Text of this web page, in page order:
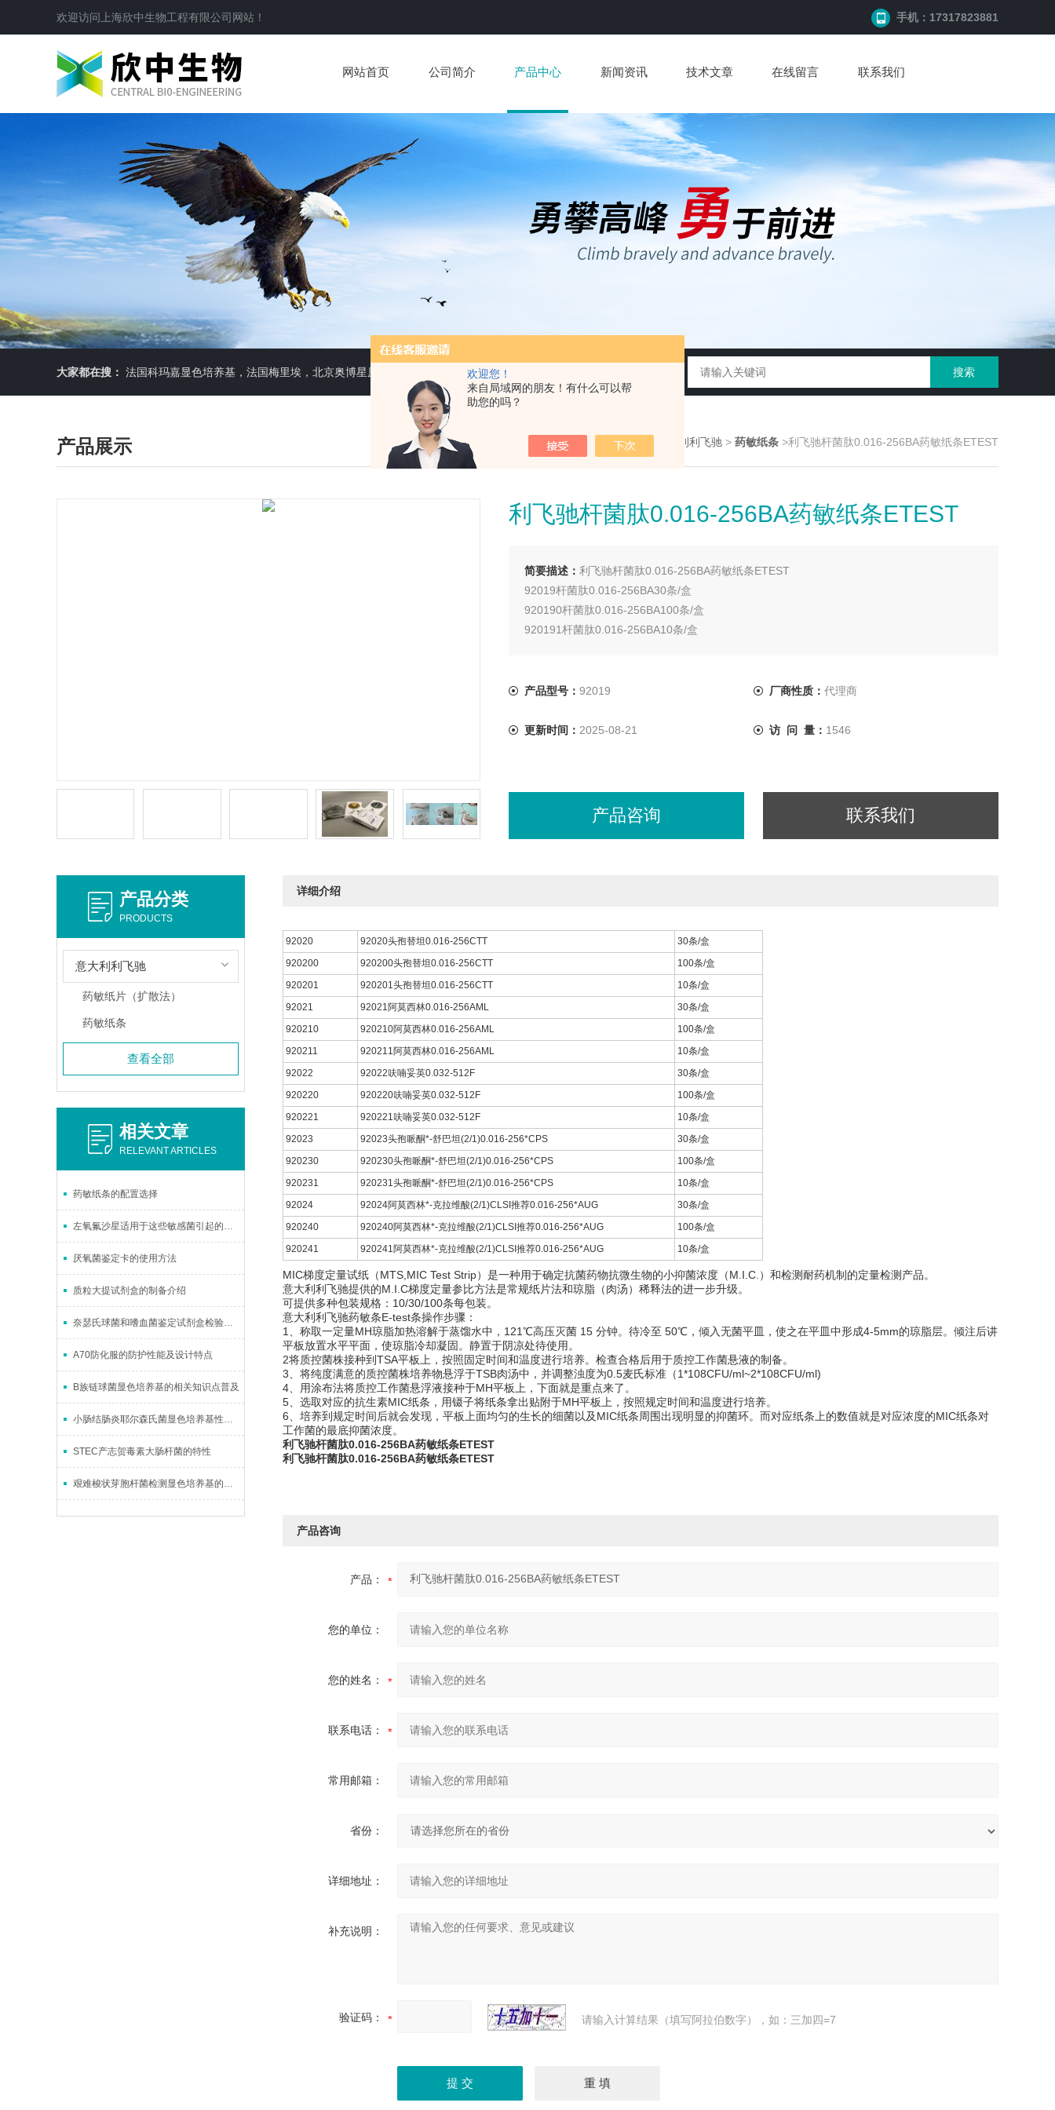
欢迎您！
来自局域网的朋友！有什么可以帮
助您的吗？
欢迎访问 上海欣中生物工程有限公司 网站！ 手机：17317823881
网站首页 公司简介 产品中心 新闻资讯 技术文章 在线留言 联系我们
大家都在搜： 法国科玛嘉显色培养基，法国梅里埃，北京奥博星原料培养基，英国OXOID，意大利利飞驰E-TEXT药敏纸条，COPAN运送培养基，即用性平板（血琼脂平板,Baird-Parker琼脂平板等），药典平板（TSA，SDA等）
产品展示 您现在的位置：>首页 产品展示 意大利利飞驰 > 药敏纸条 >利飞驰杆菌肽0.016-256BA药敏纸条ETEST
利飞驰杆菌肽0.016-256BA药敏纸条ETEST
简要描述： 利飞驰杆菌肽0.016-256BA药敏纸条ETEST
92019杆菌肽0.016-256BA30条/盒
920190杆菌肽0.016-256BA100条/盒
920191杆菌肽0.016-256BA10条/盒
产品型号： 92019 厂商性质： 代理商
更新时间： 2025-08-21 访 问 量： 1546
产品咨询 联系我们
产品分类
PRODUCTS
意大利利飞驰
药敏纸片（扩散法）
药敏纸条
查看全部
相关文章
RELEVANT ARTICLES
药敏纸条的配置选择
左氧氟沙星适用于这些敏感菌引起的治疗
厌氧菌鉴定卡的使用方法
质粒大提试剂盒的制备介绍
奈瑟氏球菌和嗜血菌鉴定试剂盒检验原理
A70防化服的防护性能及设计特点
B族链球菌显色培养基的相关知识点普及
小肠结肠炎耶尔森氏菌显色培养基性能优势
STEC产志贺毒素大肠杆菌的特性
艰难梭状芽胞杆菌检测显色培养基的原理及操作
详细介绍
92020 92020头孢替坦0.016-256CTT
30条/盒
920200
920200头孢替坦0.016-256CTT
100条/盒
920201
920201头孢替坦0.016-256CTT
10条/盒
92021
92021阿莫西林0.016-256AML
30条/盒
920210
920210阿莫西林0.016-256AML
100条/盒
920211
920211阿莫西林0.016-256AML
10条/盒
92022
92022呋喃妥英0.032-512F
30条/盒
920220
920220呋喃妥英0.032-512F
100条/盒
920221
920221呋喃妥英0.032-512F
10条/盒
92023
92023头孢哌酮*-舒巴坦(2/1)0.016-256*CPS
30条/盒
920230
920230头孢哌酮*-舒巴坦(2/1)0.016-256*CPS
100条/盒
920231
920231头孢哌酮*-舒巴坦(2/1)0.016-256*CPS
10条/盒
92024
92024阿莫西林*-克拉维酸(2/1)CLSI推荐0.016-256*AUG
30条/盒
920240
920240阿莫西林*-克拉维酸(2/1)CLSI推荐0.016-256*AUG
100条/盒
920241
920241阿莫西林*-克拉维酸(2/1)CLSI推荐0.016-256*AUG 10条/盒
MIC梯度定量试纸（MTS,MIC Test Strip）是一种用于确定抗菌药物抗微生物的小抑菌浓度（M.I.C.）和检测耐药机制的定量检测产品。
意大利利飞驰提供的M.I.C梯度定量参比方法是常规纸片法和琼脂（肉汤）稀释法的进一步升级。
可提供多种包装规格：10/30/100条每包装。
意大利利飞驰药敏条E-test条操作步骤：
1、称取一定量MH琼脂加热溶解于蒸馏水中，121℃高压灭菌 15 分钟。待冷至 50℃，倾入无菌平皿，使之在平皿中形成4-5mm的琼脂层。倾注后讲
平板放置水平平面，使琼脂冷却凝固。静置于阴凉处待使用。
2将质控菌株接种到TSA平板上，按照固定时间和温度进行培养。检查合格后用于质控工作菌悬液的制备。
3、将纯度满意的质控菌株培养物悬浮于TSB肉汤中，并调整浊度为0.5麦氏标准（1*108CFU/ml~2*108CFU/ml)
4、用涂布法将质控工作菌悬浮液接种于MH平板上，下面就是重点来了。
5、选取对应的抗生素MIC纸条，用镊子将纸条拿出贴附于MH平板上，按照规定时间和温度进行培养。
6、培养到规定时间后就会发现，平板上面均匀的生长的细菌以及MIC纸条周围出现明显的抑菌环。而对应纸条上的数值就是对应浓度的MIC纸条对
工作菌的最底抑菌浓度。
利飞驰杆菌肽0.016-256BA药敏纸条ETEST
利飞驰杆菌肽0.016-256BA药敏纸条ETEST
产品咨询
产品：
您的单位：
您的姓名：
联系电话：
常用邮箱：
省份：
详细地址：
补充说明：
验证码： 请输入计算结果（填写阿拉伯数字），如：三加四=7